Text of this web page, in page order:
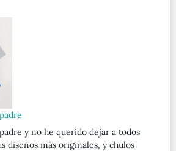
y no he querido dejar a todos
diseños más originales, y chulos